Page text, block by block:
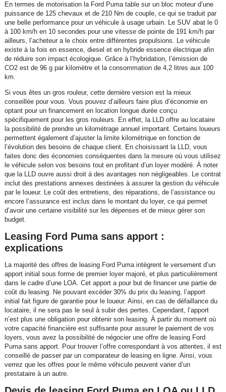
En termes de motorisation la Ford Puma table sur un bloc moteur d’une
puissance de 125 chevaux et de 210 Nm de couple, ce qui se traduit par
une belle performance pour un véhicule à usage urbain. Le SUV abat le 0
à 100 km/h en 10 secondes pour une vitesse de pointe de 191 km/h par
ailleurs, l’acheteur a le choix entre différentes propulsions. Le véhicule
existe à la fois en essence, diesel et en hybride essence électrique afin
de réduire son impact écologique. Grâce à l’hybridation, l’émission de
CO2 est de 96 g par kilomètre et la consommation de 4,2 litres aux 100
km.
Si vous êtes un gros rouleur, cette dernière version est la mieux
conseillée pour vous. Vous pouvez d’ailleurs faire plus d’économie en
optant pour un financement en location longue durée conçu
spécifiquement pour les gros rouleurs. En effet, la LLD offre au locataire
la possibilité de prendre un kilométrage annuel important. Certains loueurs
permettent également d’ajuster la limite kilométrique en fonction de
l’évolution des besoins de chaque client. En choisissant la LLD, vous
faites donc des économies conséquentes dans la mesure où vous utilisez
le véhicule selon vos besoins tout en profitant d’un loyer modéré. À noter
que la LLD ouvre aussi droit à des avantages non négligeables. Le contrat
inclut des prestations annexes destinées à assurer la gestion du véhicule
par le loueur. Le coût des entretiens, des réparations, de l’assistance ou
encore l’assurance est inclus dans le montant du loyer, ce qui permet
d’avoir une certaine visibilité sur les dépenses et de mieux gérer son
budget.
Leasing Ford Puma sans apport :
explications
La majorité des offres de leasing Ford Puma intègrent le versement d’un
apport initial sous forme de premier loyer majoré, et plus particulièrement
dans le cadre d’une LOA. Cet apport a pour but de financer une partie de
coût du leasing. Ne pouvant excéder 30% du prix du leasing, l’apport
initial fait figure de garantie pour le loueur. Ainsi, en cas de défaillance du
locataire, il ne sera pas le seul à subir des pertes. Cependant, l’apport
n’est plus une obligation pour obtenir son leasing. À partir du moment où
votre capacité financière est suffisante pour assurer le paiement de vos
loyers, vous avez la possibilité de négocier une offre de leasing Ford
Puma sans apport. Pour trouver l’offre correspondant à vos attentes, il est
conseillé de passer par un comparateur de leasing en ligne. Ainsi, vous
verrez que les offres pour le même véhicule peuvent varier d’un
prestataire à un autre.